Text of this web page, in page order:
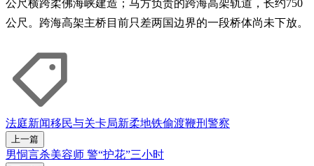
公尺横跨柔佛海峡建造；马方负责的跨海高架轨道，长约750
公尺。跨海高架主桥目前只差两国边界的一段桥体尚未下放。
法庭新闻移民与关卡局新柔地铁偷渡鞭刑 警察
上一篇
男恫言杀美容师 警“护花”三小时